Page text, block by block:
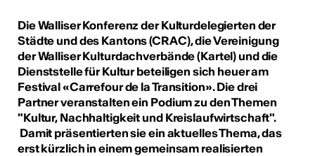
Die Walliser Konferenz der Kulturdelegierten der
Städte und des Kantons (CRAC), die Vereinigung
der Walliser Kulturdachverbände (Kartel) und die
Dienststelle für Kultur beteiligen sich heuer am
Festival «Carrefour de la Transition». Die drei
Partner veranstalten ein Podium zu den Themen
"Kultur, Nachhaltigkeit und Kreislaufwirtschaft".
Damit präsentierten sie ein aktuelles Thema, das
erst kürzlich in einem gemeinsam realisierten